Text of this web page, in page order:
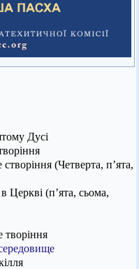
Дусі
(Четверта, п’ята,
Церкві (п’ята, сьома,
творіння